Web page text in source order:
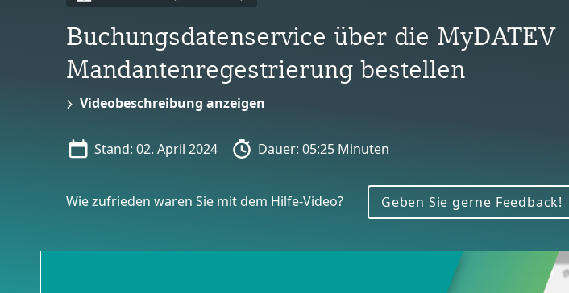
Buchungsdatenservice über die MyDATEV
Mandantenregestrierung bestellen
Videobeschreibung anzeigen
Stand: 02. April 2024 Dauer: 05:25 Minuten
Blöcke Geben Sie gerne Feedback!
Wie zufrieden waren Sie mit dem Hilfe-Video?